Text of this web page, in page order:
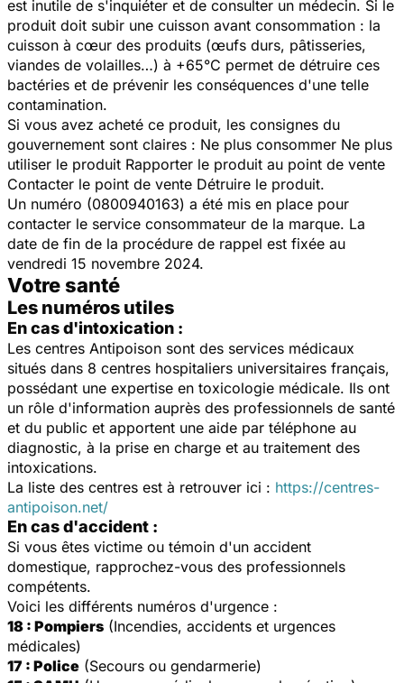
est inutile de s'inquiéter et de consulter un médecin. Si le
produit doit subir une cuisson avant consommation : la
cuisson à cœur des produits (œufs durs, pâtisseries,
viandes de volailles…) à +65°C permet de détruire ces
bactéries et de prévenir les conséquences d'une telle
contamination.
Si vous avez acheté ce produit, les consignes du
gouvernement sont claires : Ne plus consommer Ne plus
utiliser le produit Rapporter le produit au point de vente
Contacter le point de vente Détruire le produit.
Un numéro (0800940163) a été mis en place pour
contacter le service consommateur de la marque. La
date de fin de la procédure de rappel est fixée au
vendredi 15 novembre 2024.
Votre santé
Les numéros utiles
En cas d'intoxication :
Les centres Antipoison sont des services médicaux
situés dans 8 centres hospitaliers universitaires français,
possédant une expertise en toxicologie médicale. Ils ont
un rôle d'information auprès des professionnels de santé
et du public et apportent une aide par téléphone au
diagnostic, à la prise en charge et au traitement des
intoxications.
La liste des centres est à retrouver ici : https://centres-
antipoison.net/
En cas d'accident :
Si vous êtes victime ou témoin d'un accident
domestique, rapprochez-vous des professionnels
compétents.
Voici les différents numéros d'urgence :
18 : Pompiers (Incendies, accidents et urgences
médicales)
17 : Police (Secours ou gendarmerie)